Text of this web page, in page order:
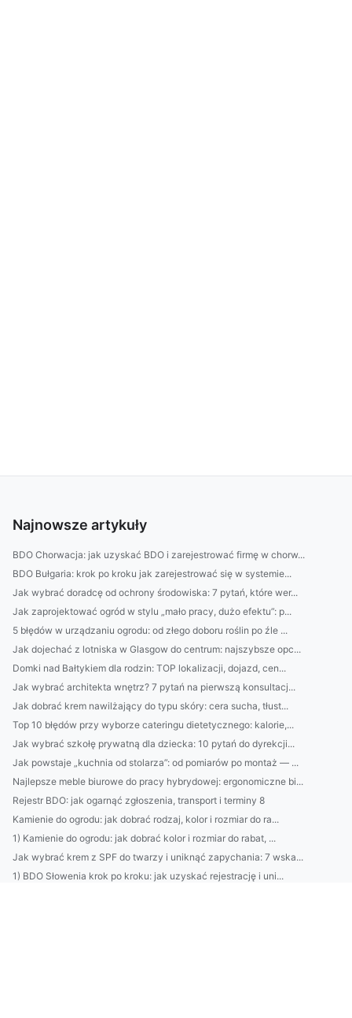
Najnowsze artykuły
BDO Chorwacja: jak uzyskać BDO i zarejestrować firmę w chorw...
BDO Bułgaria: krok po kroku jak zarejestrować się w systemie...
Jak wybrać doradcę od ochrony środowiska: 7 pytań, które wer...
Jak zaprojektować ogród w stylu „mało pracy, dużo efektu”: p...
5 błędów w urządzaniu ogrodu: od złego doboru roślin po źle ...
Jak dojechać z lotniska w Glasgow do centrum: najszybsze opc...
Domki nad Bałtykiem dla rodzin: TOP lokalizacji, dojazd, cen...
Jak wybrać architekta wnętrz? 7 pytań na pierwszą konsultacj...
Jak dobrać krem nawilżający do typu skóry: cera sucha, tłust...
Top 10 błędów przy wyborze cateringu dietetycznego: kalorie,...
Jak wybrać szkołę prywatną dla dziecka: 10 pytań do dyrekcji...
Jak powstaje „kuchnia od stolarza”: od pomiarów po montaż — ...
Najlepsze meble biurowe do pracy hybrydowej: ergonomiczne bi...
Rejestr BDO: jak ogarnąć zgłoszenia, transport i terminy 8
Kamienie do ogrodu: jak dobrać rodzaj, kolor i rozmiar do ra...
1) Kamienie do ogrodu: jak dobrać kolor i rozmiar do rabat, ...
Jak wybrać krem z SPF do twarzy i uniknąć zapychania: 7 wska...
1) BDO Słowenia krok po kroku: jak uzyskać rejestrację i uni...